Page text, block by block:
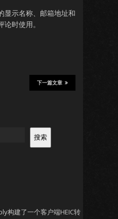
显示名称、邮箱地址和
时使用。
下一篇文章
搜索
构建了一个客户端HEIC转